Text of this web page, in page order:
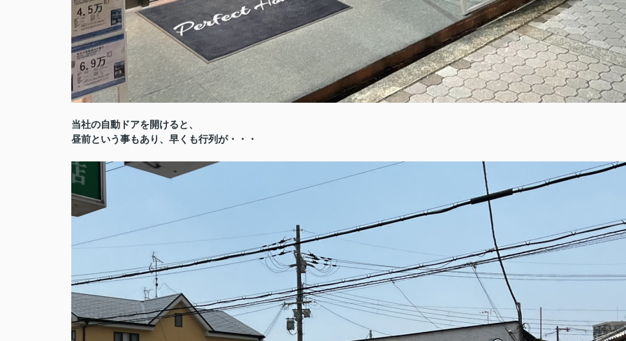
当社の自動ドアを開けると、
昼前という事もあり、早くも行列が・・・